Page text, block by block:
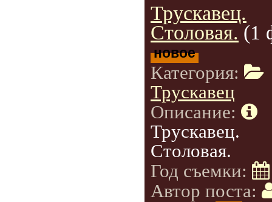
Трускавец.
Столовая. (1
новое
Категория:
Трускавец
Описание:
Трускавец.
Столовая.
Год съемки:
Автор поста: